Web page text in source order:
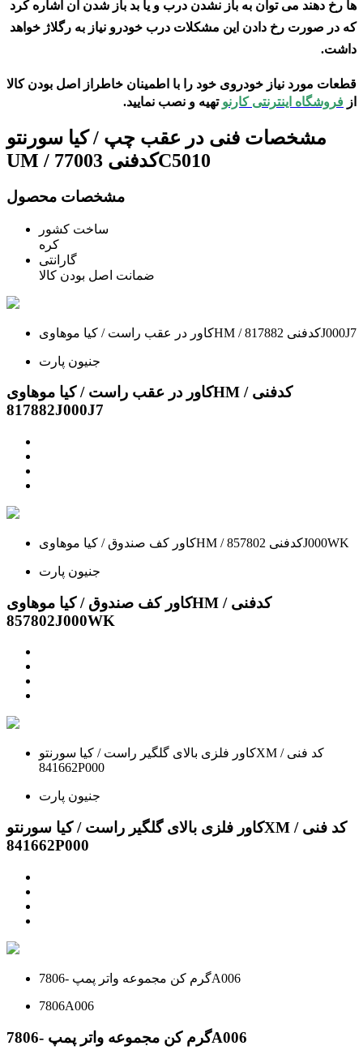
ها رخ دهند می توان به باز نشدن درب و یا بد باز شدن آن اشاره کرد
که در صورت رخ دادن این مشکلات درب خودرو نیاز به رگلاژ خواهد
داشت.
قطعات مورد نیاز خودروی خود را با اطمینان خاطراز اصل بودن کالا
از فروشگاه اینترنتی کارنو تهیه و نصب نمایید.
مشخصات فنی در عقب چپ / کیا سورنتو
UM / کدفنی 77003C5010
مشخصات محصول
ساخت کشور
کره
گارانتی
ضمانت اصل بودن کالا
کاور در عقب راست / کیا موهاویHM / کدفنی 817882J000J7
جنیون پارت
کاور در عقب راست / کیا موهاویHM / کدفنی
817882J000J7
کاور کف صندوق / کیا موهاویHM / کدفنی 857802J000WK
جنیون پارت
کاور کف صندوق / کیا موهاویHM / کدفنی
857802J000WK
كاور فلزی بالای گلگیر راست / کیا سورنتوXM / کد فنی
841662P000
جنیون پارت
كاور فلزی بالای گلگیر راست / کیا سورنتوXM / کد فنی
841662P000
گرم کن مجموعه واتر پمپ -7806A006
7806A006
گرم کن مجموعه واتر پمپ -7806A006